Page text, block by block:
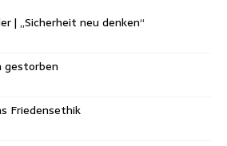
| „Sicherheit neu denken“
gestorben
Friedensethik